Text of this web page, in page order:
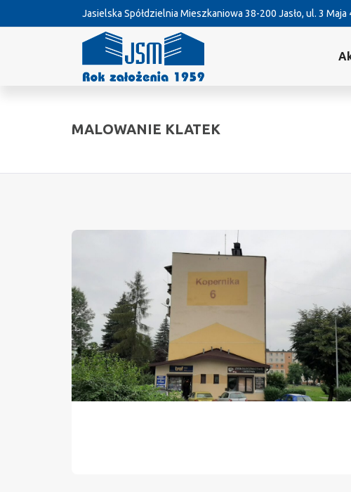
Jasielska Spółdzielnia Mieszkaniowa 38-200 Jasło, ul. 3 Maja
MALOWANIE KLATEK